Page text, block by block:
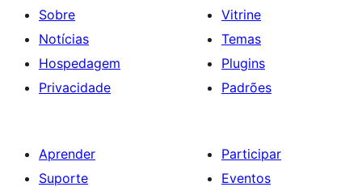
Sobre
Notícias
Hospedagem
Privacidade
Vitrine
Temas
Plugins
Padrões
Aprender
Suporte
Participar
Eventos